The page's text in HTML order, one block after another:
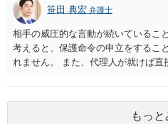
笹田 典宏 弁護士
相手の威圧的な言動が続いているこ
考えると、保護命令の申立をするこ
れません。 また、代理人が就けば
やりとりが相当ご心労になっている
士や行政の相談窓口にご相談される
もっと